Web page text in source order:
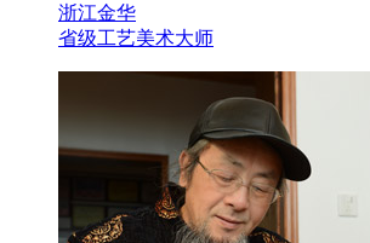
浙江金华
省级工艺美术大师